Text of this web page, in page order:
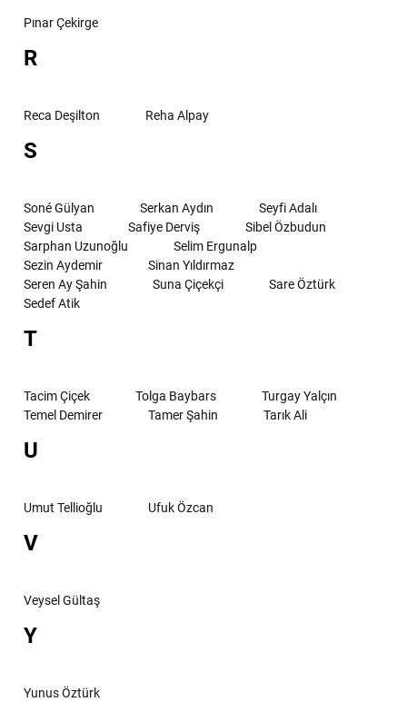
Pınar Çekirge
R
Reca Deşilton Reha Alpay
S
Soné Gülyan Serkan Aydın
Seyfi Adalı
Sevgi Usta
Safiye Derviş
Sibel Özbudun
Sarphan Uzunoğlu
Selim Ergunalp
Sezin Aydemir
Sinan Yıldırmaz
Seren Ay Şahin
Suna Çiçekçi
Sare Öztürk
Sedef Atik
T
Tacim Çiçek Tolga Baybars
Turgay Yalçın
Temel Demirer
Tamer Şahin Tarık Ali
U
Umut Tellioğlu Ufuk Özcan
V
Veysel Gültaş
Y
Yunus Öztürk